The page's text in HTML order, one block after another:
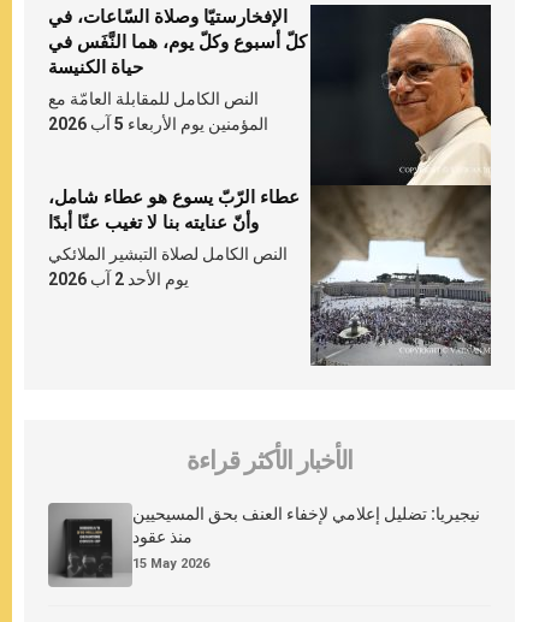
الإفخارستيّا وصلاة السّاعات، في
كلّ أسبوع وكلّ يوم، هما النَّفَس في
حياة الكنيسة
النص الكامل للمقابلة العامّة مع
المؤمنين يوم الأربعاء 5 آب 2026
عطاء الرّبّ يسوع هو عطاء شامل،
وأنّ عنايته بنا لا تغيب عنّا أبدًا
النص الكامل لصلاة التبشير الملائكي
يوم الأحد 2 آب 2026
الأخبار الأكثر قراءة
نيجيريا: تضليل إعلامي لإخفاء العنف بحق المسيحيين
منذ عقود
15 May 2026